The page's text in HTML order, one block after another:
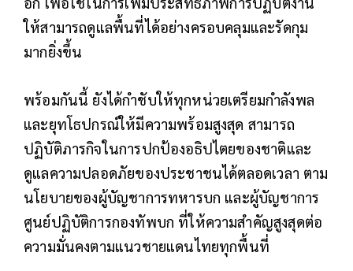
ให้สามารถดูแลพื้นที่ได้อย่างครอบคลุมและรัดกุม
มากยิ่งขึ้น
พร้อมกันนี้ ยังได้กำชับให้ทุกหน่วยเตรียมกำลังพล
และยุทโธปกรณ์ให้มีความพร้อมสูงสุด สามารถ
ปฏิบัติภารกิจในการปกป้องอธิปไตยของชาติและ
ดูแลความปลอดภัยของประชาชนได้ตลอดเวลา ตาม
นโยบายของผู้บัญชาการทหารบก และผู้บัญชาการ
ศูนย์ปฏิบัติการกองทัพบก ที่ให้ความสำคัญสูงสุดต่อ
ความมั่นคงตามแนวชายแดนไทยทุกพื้นที่